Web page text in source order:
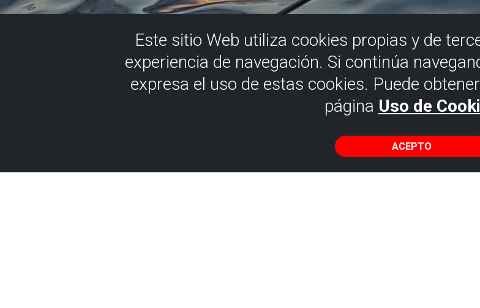
Este sitio Web utiliza cookies propias y de
experiencia de navegación. Si continúa
expresa el uso de estas cookies. Puede
página Uso de
ACEPTO